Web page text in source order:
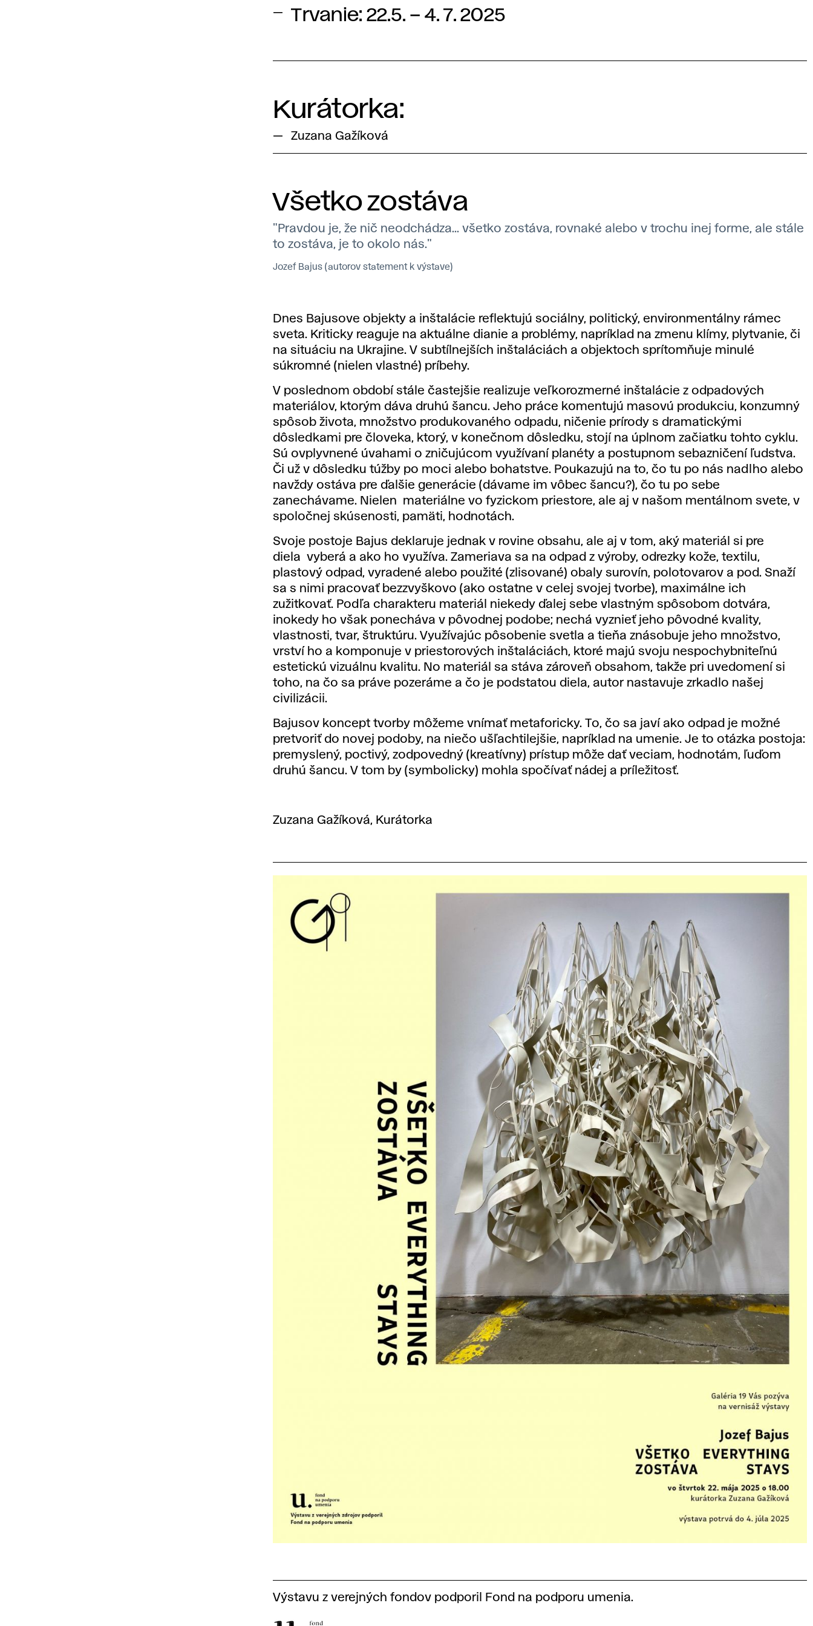
Trvanie: 22.5. – 4. 7. 2025
Kurátorka:
Zuzana Gažíková
Všetko zostáva
"Pravdou je, že nič neodchádza... všetko zostáva, rovnaké alebo v trochu inej forme, ale stále
to zostáva, je to okolo nás."
Jozef Bajus (autorov statement k výstave)
Dnes Bajusove objekty a inštalácie reflektujú sociálny, politický, environmentálny rámec
sveta. Kriticky reaguje na aktuálne dianie a problémy, napríklad na zmenu klímy, plytvanie, či
na situáciu na Ukrajine. V subtílnejších inštaláciách a objektoch sprítomňuje minulé
súkromné (nielen vlastné) príbehy.
V poslednom období stále častejšie realizuje veľkorozmerné inštalácie z odpadových
materiálov, ktorým dáva druhú šancu. Jeho práce komentujú masovú produkciu, konzumný
spôsob života, množstvo produkovaného odpadu, ničenie prírody s dramatickými
dôsledkami pre človeka, ktorý, v konečnom dôsledku, stojí na úplnom začiatku tohto cyklu.
Sú ovplyvnené úvahami o zničujúcom využívaní planéty a postupnom sebazničení ľudstva.
Či už v dôsledku túžby po moci alebo bohatstve. Poukazujú na to, čo tu po nás nadlho alebo
navždy ostáva pre ďalšie generácie (dávame im vôbec šancu?), čo tu po sebe
zanechávame. Nielen materiálne vo fyzickom priestore, ale aj v našom mentálnom svete, v
spoločnej skúsenosti, pamäti, hodnotách.
Svoje postoje Bajus deklaruje jednak v rovine obsahu, ale aj v tom, aký materiál si pre
diela vyberá a ako ho využíva. Zameriava sa na odpad z výroby, odrezky kože, textilu,
plastový odpad, vyradené alebo použité (zlisované) obaly surovín, polotovarov a pod. Snaží
sa s nimi pracovať bezzvyškovo (ako ostatne v celej svojej tvorbe), maximálne ich
zužitkovať. Podľa charakteru materiál niekedy ďalej sebe vlastným spôsobom dotvára,
inokedy ho však ponecháva v pôvodnej podobe; nechá vyznieť jeho pôvodné kvality,
vlastnosti, tvar, štruktúru. Využívajúc pôsobenie svetla a tieňa znásobuje jeho množstvo,
vrství ho a komponuje v priestorových inštaláciách, ktoré majú svoju nespochybniteľnú
estetickú vizuálnu kvalitu. No materiál sa stáva zároveň obsahom, takže pri uvedomení si
toho, na čo sa práve pozeráme a čo je podstatou diela, autor nastavuje zrkadlo našej
civilizácii.
Bajusov koncept tvorby môžeme vnímať metaforicky. To, čo sa javí ako odpad je možné
pretvoriť do novej podoby, na niečo ušľachtilejšie, napríklad na umenie. Je to otázka postoja:
premyslený, poctivý, zodpovedný (kreatívny) prístup môže dať veciam, hodnotám, ľuďom
druhú šancu. V tom by (symbolicky) mohla spočívať nádej a príležitosť.
Zuzana Gažíková, Kurátorka
Výstavu z verejných fondov podporil Fond na podporu umenia.